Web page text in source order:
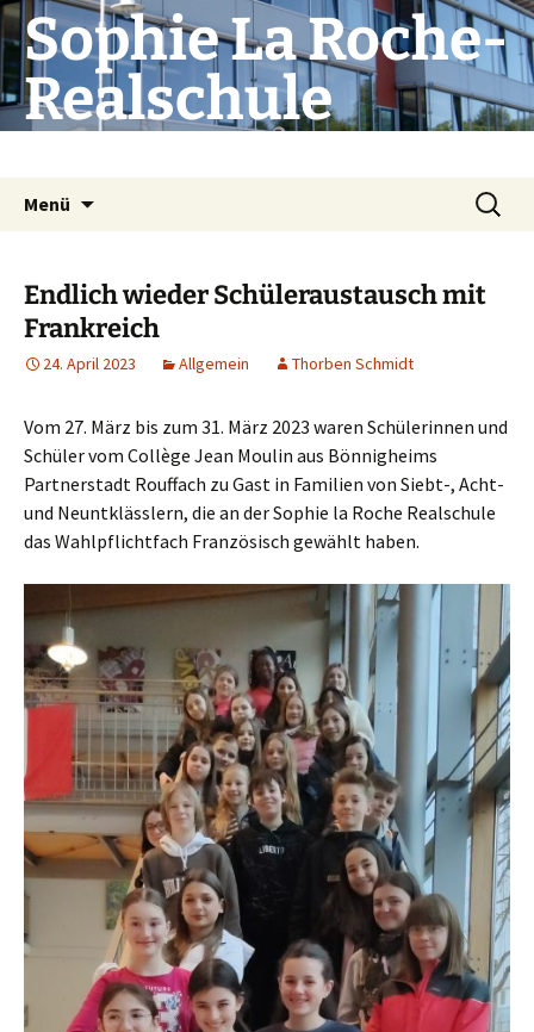
Zum
Inhalt
springen
Sophie La Roche-
Realschule
Menü
Suchen
nach:
Endlich wieder Schüleraustausch mit
Frankreich
24. April 2023 Allgemein Thorben Schmidt
Vom 27. März bis zum 31. März 2023 waren Schülerinnen und
Schüler vom Collège Jean Moulin aus Bönnigheims
Partnerstadt Rouffach zu Gast in Familien von Siebt-, Acht-
und Neuntklässlern, die an der Sophie la Roche Realschule
das Wahlpflichtfach Französisch gewählt haben.